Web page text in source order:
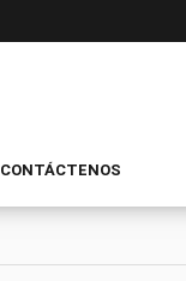
CONTÁCTENOS